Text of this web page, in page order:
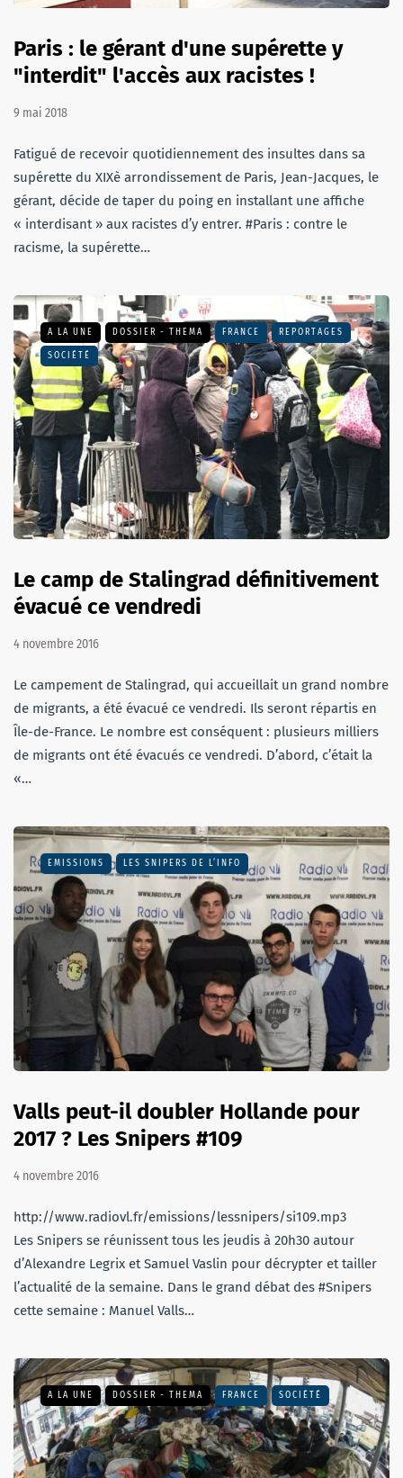
Paris : le gérant d'une supérette y
"interdit" l'accès aux racistes !
9 mai 2018
Fatigué de recevoir quotidiennement des insultes dans sa
supérette du XIXè arrondissement de Paris, Jean-Jacques, le
gérant, décide de taper du poing en installant une affiche
« interdisant » aux racistes d’y entrer. #Paris : contre le
racisme, la supérette…
A LA UNE DOSSIER - THEMA FRANCE REPORTAGES
SOCIÉTÉ
Le camp de Stalingrad définitivement
évacué ce vendredi
4 novembre 2016
Le campement de Stalingrad, qui accueillait un grand nombre
de migrants, a été évacué ce vendredi. Ils seront répartis en
Île-de-France. Le nombre est conséquent : plusieurs milliers
de migrants ont été évacués ce vendredi. D’abord, c’était la
«…
EMISSIONS LES SNIPERS DE L’INFO
Valls peut-il doubler Hollande pour
2017 ? Les Snipers #109
4 novembre 2016
http://www.radiovl.fr/emissions/lessnipers/si109.mp3
Les Snipers se réunissent tous les jeudis à 20h30 autour
d’Alexandre Legrix et Samuel Vaslin pour décrypter et tailler
l’actualité de la semaine. Dans le grand débat des #Snipers
cette semaine : Manuel Valls…
A LA UNE DOSSIER - THEMA FRANCE SOCIÉTÉ